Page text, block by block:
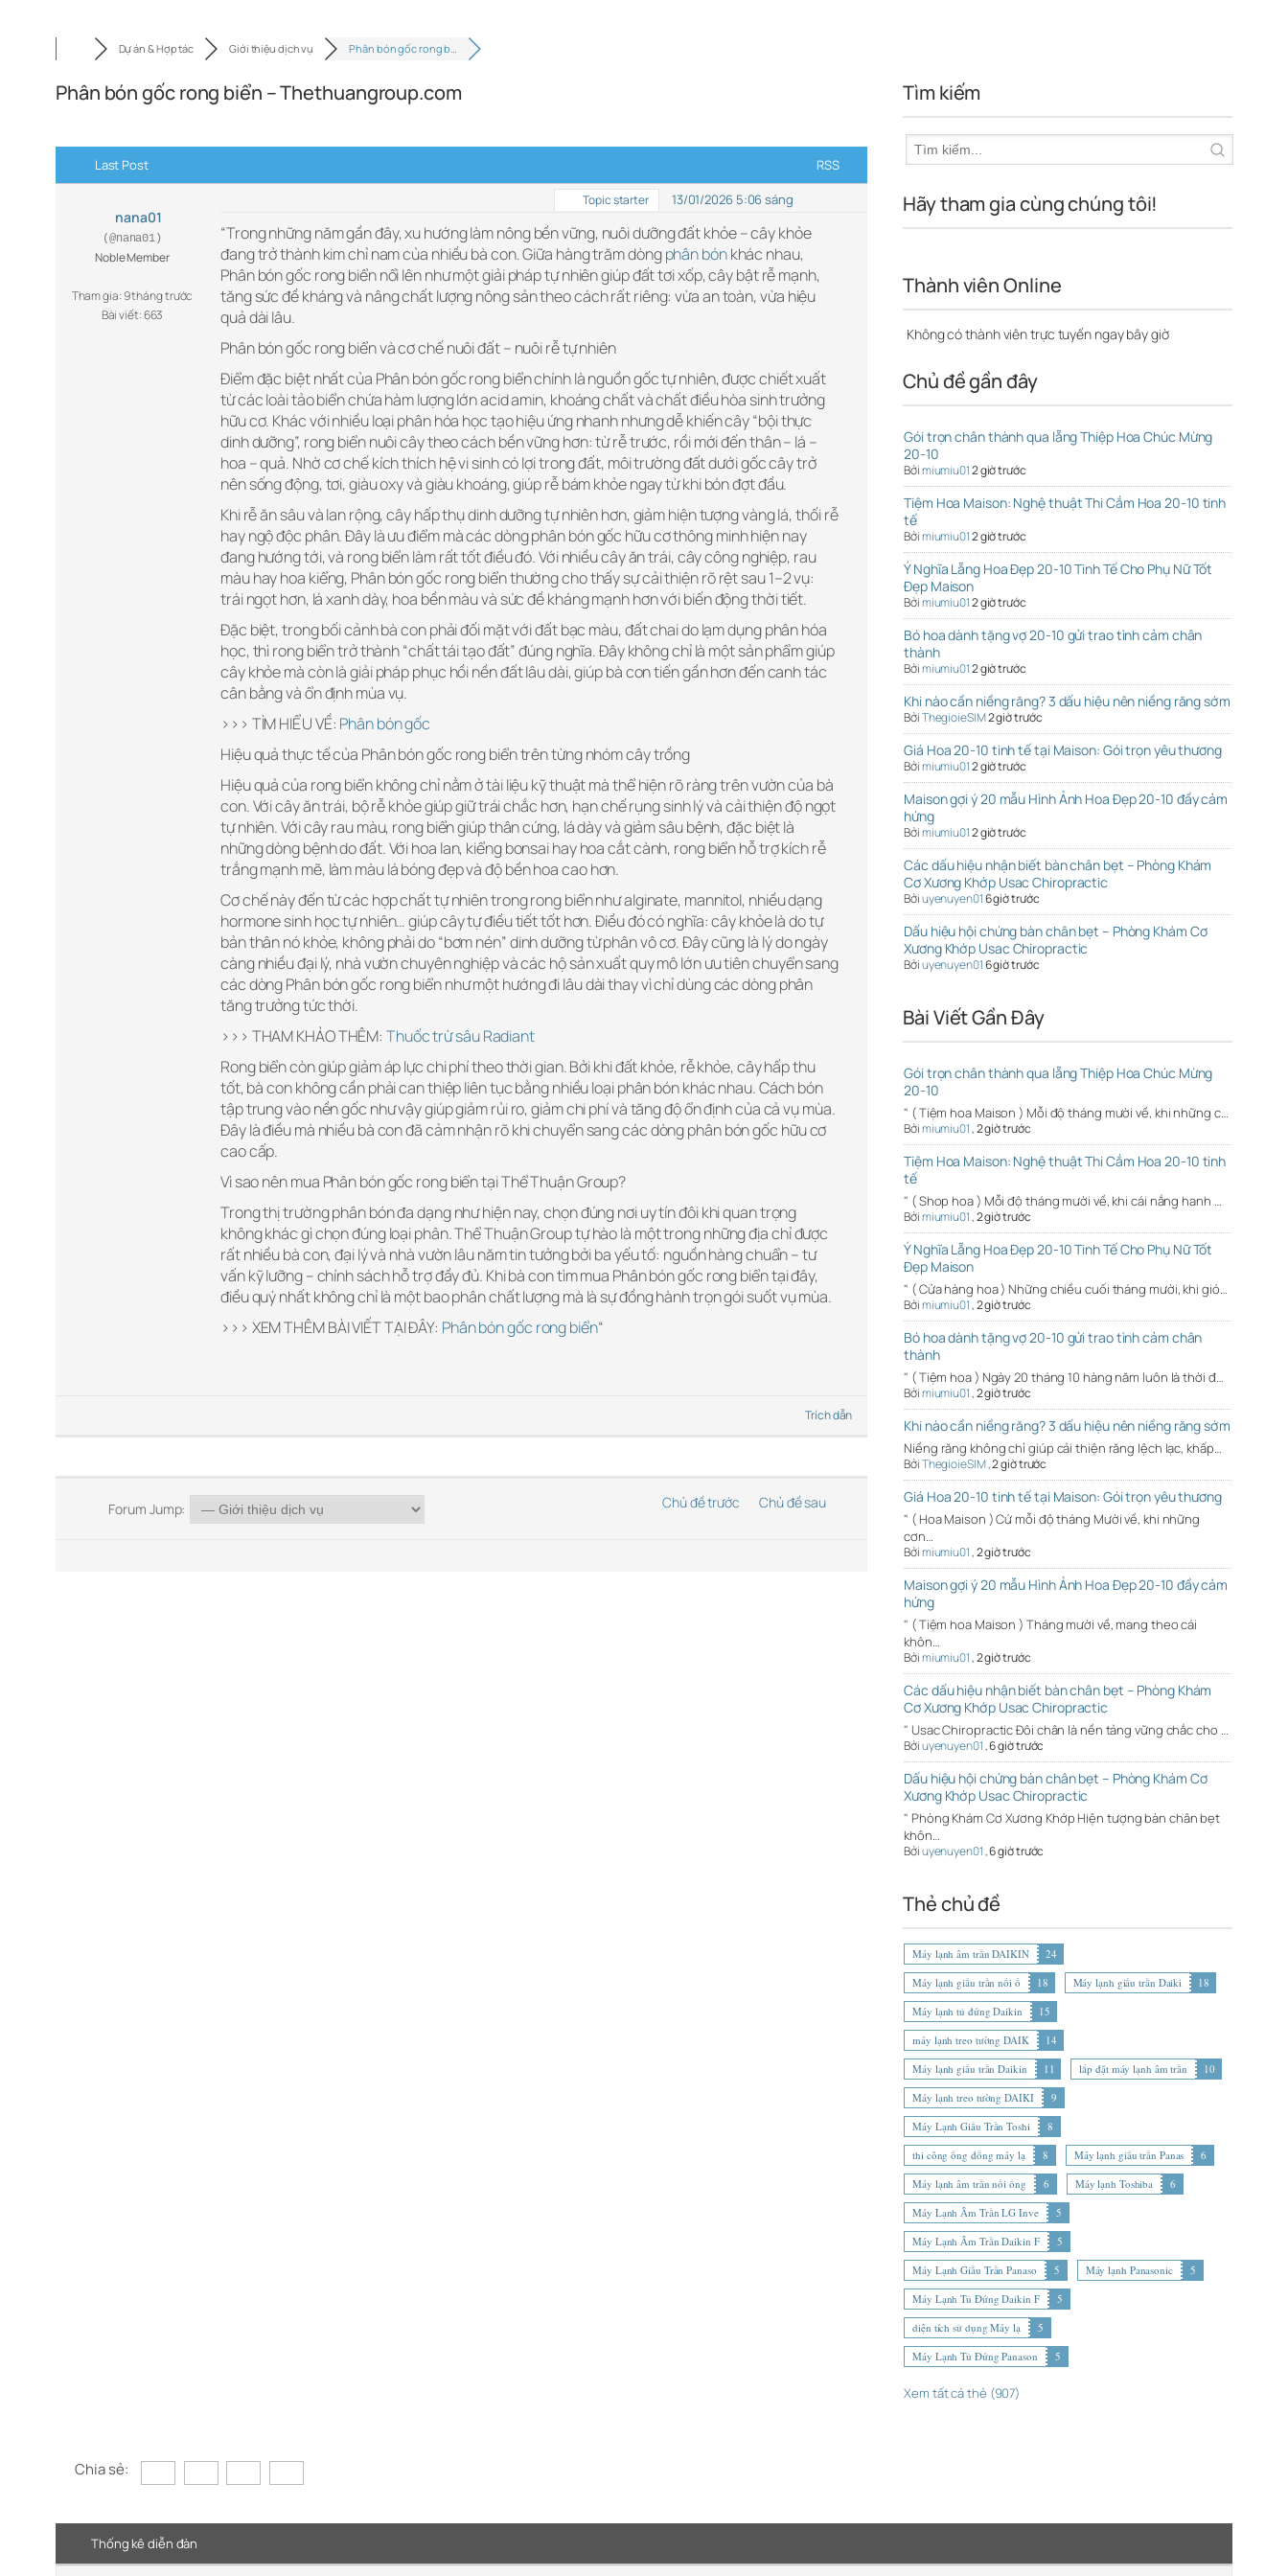
Dự án & Hợp tác Giới thiệu dịch vụ Phân bón gốc rong b…
Phân bón gốc rong biển – Thethuangroup.com
Last Post RSS
nana01
(@nana01)
Noble Member
Tham gia: 9 tháng trước
Bài viết: 663
Topic starter 13/01/2026 5:06 sáng
“Trong những năm gần đây, xu hướng làm nông bền vững, nuôi dưỡng đất khỏe – cây khỏe
đang trở thành kim chỉ nam của nhiều bà con. Giữa hàng trăm dòngphân bónkhác nhau,
Phân bón gốc rong biển nổi lên như một giải pháp tự nhiên giúp đất tơi xốp, cây bật rễ mạnh,
tăng sức đề kháng và nâng chất lượng nông sản theo cách rất riêng: vừa an toàn, vừa hiệu
quả dài lâu.
Phân bón gốc rong biển và cơ chế nuôi đất – nuôi rễ tự nhiên
Điểm đặc biệt nhất của Phân bón gốc rong biển chính là nguồn gốc tự nhiên, được chiết xuất
từ các loài tảo biển chứa hàm lượng lớn acid amin, khoáng chất và chất điều hòa sinh trưởng
hữu cơ. Khác với nhiều loại phân hóa học tạo hiệu ứng nhanh nhưng dễ khiến cây “bội thực
dinh dưỡng”, rong biển nuôi cây theo cách bền vững hơn: từ rễ trước, rồi mới đến thân – lá –
hoa – quả. Nhờ cơ chế kích thích hệ vi sinh có lợi trong đất, môi trường đất dưới gốc cây trở
nên sống động, tơi, giàu oxy và giàu khoáng, giúp rễ bám khỏe ngay từ khi bón đợt đầu.
Khi rễ ăn sâu và lan rộng, cây hấp thụ dinh dưỡng tự nhiên hơn, giảm hiện tượng vàng lá, thối rễ
hay ngộ độc phân. Đây là ưu điểm mà các dòng phân bón gốc hữu cơ thông minh hiện nay
đang hướng tới, và rong biển làm rất tốt điều đó. Với nhiều cây ăn trái, cây công nghiệp, rau
màu hay hoa kiểng, Phân bón gốc rong biển thường cho thấy sự cải thiện rõ rệt sau 1–2 vụ:
trái ngọt hơn, lá xanh dày, hoa bền màu và sức đề kháng mạnh hơn với biến động thời tiết.
Đặc biệt, trong bối cảnh bà con phải đối mặt với đất bạc màu, đất chai do lạm dụng phân hóa
học, thì rong biển trở thành “chất tái tạo đất” đúng nghĩa. Đây không chỉ là một sản phẩm giúp
cây khỏe mà còn là giải pháp phục hồi nền đất lâu dài, giúp bà con tiến gần hơn đến canh tác
cân bằng và ổn định mùa vụ.
>>> TÌM HIỂU VỀ: Phân bón gốc
Hiệu quả thực tế của Phân bón gốc rong biển trên từng nhóm cây trồng
Hiệu quả của rong biển không chỉ nằm ở tài liệu kỹ thuật mà thể hiện rõ ràng trên vườn của bà
con. Với cây ăn trái, bộ rễ khỏe giúp giữ trái chắc hơn, hạn chế rụng sinh lý và cải thiện độ ngọt
tự nhiên. Với cây rau màu, rong biển giúp thân cứng, lá dày và giảm sâu bệnh, đặc biệt là
những dòng bệnh do đất. Với hoa lan, kiểng bonsai hay hoa cắt cành, rong biển hỗ trợ kích rễ
trắng mạnh mẽ, làm màu lá bóng đẹp và độ bền hoa cao hơn.
Cơ chế này đến từ các hợp chất tự nhiên trong rong biển như alginate, mannitol, nhiều dạng
hormone sinh học tự nhiên… giúp cây tự điều tiết tốt hơn. Điều đó có nghĩa: cây khỏe là do tự
bản thân nó khỏe, không phải do “bơm nén” dinh dưỡng từ phân vô cơ. Đây cũng là lý do ngày
càng nhiều đại lý, nhà vườn chuyên nghiệp và các hộ sản xuất quy mô lớn ưu tiên chuyển sang
các dòng Phân bón gốc rong biển như một hướng đi lâu dài thay vì chỉ dùng các dòng phân
tăng trưởng tức thời.
>>> THAM KHẢO THÊM: Thuốc trừ sâu Radiant
Rong biển còn giúp giảm áp lực chi phí theo thời gian. Bởi khi đất khỏe, rễ khỏe, cây hấp thu
tốt, bà con không cần phải can thiệp liên tục bằng nhiều loại phân bón khác nhau. Cách bón
tập trung vào nền gốc như vậy giúp giảm rủi ro, giảm chi phí và tăng độ ổn định của cả vụ mùa.
Đây là điều mà nhiều bà con đã cảm nhận rõ khi chuyển sang các dòng phân bón gốc hữu cơ
cao cấp.
Vì sao nên mua Phân bón gốc rong biển tại Thể Thuận Group?
Trong thị trường phân bón đa dạng như hiện nay, chọn đúng nơi uy tín đôi khi quan trọng
không khác gì chọn đúng loại phân. Thể Thuận Group tự hào là một trong những địa chỉ được
rất nhiều bà con, đại lý và nhà vườn lâu năm tin tưởng bởi ba yếu tố: nguồn hàng chuẩn – tư
vấn kỹ lưỡng – chính sách hỗ trợ đầy đủ. Khi bà con tìm mua Phân bón gốc rong biển tại đây,
điều quý nhất không chỉ là một bao phân chất lượng mà là sự đồng hành trọn gói suốt vụ mùa.
>>> XEM THÊM BÀI VIẾT TẠI ĐÂY: Phân bón gốc rong biển“
Trích dẫn
Forum Jump: Chủ đề trước Chủ đề sau
Tìm kiếm
Hãy tham gia cùng chúng tôi!
Thành viên Online
Không có thành viên trực tuyến ngay bây giờ
Chủ đề gần đây
Gói trọn chân thành qua lẵng Thiệp Hoa Chúc Mừng
20-10
Bởimiumiu012 giờ trước
Tiệm Hoa Maison: Nghệ thuật Thi Cắm Hoa 20-10 tinh
tế
Bởimiumiu012 giờ trước
Ý Nghĩa Lẵng Hoa Đẹp 20-10 Tinh Tế Cho Phụ Nữ Tốt
Đẹp Maison
Bởimiumiu012 giờ trước
Bó hoa dành tặng vợ 20-10 gửi trao tình cảm chân
thành
Bởimiumiu012 giờ trước
Khi nào cần niềng răng? 3 dấu hiệu nên niềng răng sớm
BởiThegioieSIM2 giờ trước
Giá Hoa 20-10 tinh tế tại Maison: Gói trọn yêu thương
Bởimiumiu012 giờ trước
Maison gợi ý 20 mẫu Hình Ảnh Hoa Đẹp 20-10 đầy cảm
hứng
Bởimiumiu012 giờ trước
Các dấu hiệu nhận biết bàn chân bẹt – Phòng Khám
Cơ Xương Khớp Usac Chiropractic
Bởiuyenuyen016 giờ trước
Dấu hiệu hội chứng bàn chân bẹt – Phòng Khám Cơ
Xương Khớp Usac Chiropractic
Bởiuyenuyen016 giờ trước
Bài Viết Gần Đây
Gói trọn chân thành qua lẵng Thiệp Hoa Chúc Mừng
20-10
" ( Tiệm hoa Maison ) Mỗi độ tháng mười về, khi những c…
Bởimiumiu01,2 giờ trước
Tiệm Hoa Maison: Nghệ thuật Thi Cắm Hoa 20-10 tinh
tế
" ( Shop hoa ) Mỗi độ tháng mười về, khi cái nắng hanh …
Bởimiumiu01,2 giờ trước
Ý Nghĩa Lẵng Hoa Đẹp 20-10 Tinh Tế Cho Phụ Nữ Tốt
Đẹp Maison
" ( Cửa hàng hoa ) Những chiều cuối tháng mười, khi gió…
Bởimiumiu01,2 giờ trước
Bó hoa dành tặng vợ 20-10 gửi trao tình cảm chân
thành
" ( Tiệm hoa ) Ngày 20 tháng 10 hàng năm luôn là thời đ…
Bởimiumiu01,2 giờ trước
Khi nào cần niềng răng? 3 dấu hiệu nên niềng răng sớm
Niềng răng không chỉ giúp cải thiện răng lệch lạc, khấp…
BởiThegioieSIM,2 giờ trước
Giá Hoa 20-10 tinh tế tại Maison: Gói trọn yêu thương
" ( Hoa Maison ) Cứ mỗi độ tháng Mười về, khi những
cơn…
Bởimiumiu01,2 giờ trước
Maison gợi ý 20 mẫu Hình Ảnh Hoa Đẹp 20-10 đầy cảm
hứng
" ( Tiệm hoa Maison ) Tháng mười về, mang theo cái
khôn…
Bởimiumiu01,2 giờ trước
Các dấu hiệu nhận biết bàn chân bẹt – Phòng Khám
Cơ Xương Khớp Usac Chiropractic
" Usac Chiropractic Đôi chân là nền tảng vững chắc cho …
Bởiuyenuyen01,6 giờ trước
Dấu hiệu hội chứng bàn chân bẹt – Phòng Khám Cơ
Xương Khớp Usac Chiropractic
" Phòng Khám Cơ Xương Khớp Hiện tượng bàn chân bẹt
khôn…
Bởiuyenuyen01,6 giờ trước
Thẻ chủ đề
Máy lạnh âm trần DAIKIN
24
Máy lạnh giấu trần nối ố
18 Máy lạnh giấu trần Daiki
18
Máy lạnh tủ đứng Daikin
15
máy lạnh treo tường DAIK
14
Máy lạnh giấu trần Daikin
11 lắp đặt máy lạnh âm trần
10
Máy lạnh treo tường DAIKI
9
Máy Lạnh Giấu Trần Toshi
8
thi công ống đồng máy lạ
8 Máy lạnh giấu trần Panas
6
Máy lạnh âm trần nối ống
6 Máy lạnh Toshiba
6
Máy Lạnh Âm Trần LG Inve
5
Máy Lạnh Âm Trần Daikin F
5
Máy Lạnh Giấu Trần Panaso
5 Máy lạnh Panasonic
5
Máy Lạnh Tủ Đứng Daikin F
5
diện tích sử dụng Máy lạ
5
Máy Lạnh Tủ Đứng Panason
5
Xem tất cả thẻ (907)
Chia sẻ:
Thống kê diễn đàn